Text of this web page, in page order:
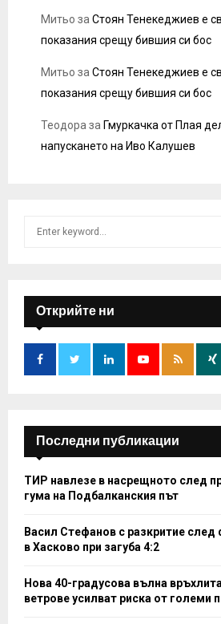
Митьо заСтоян Тенекеджиев е
показания срещу бившия си бос
Митьо заСтоян Тенекеджиев е
показания срещу бившия си бос
Теодораза Гмуркачка от Плая
напускането на Иво Калушев
f
o
:
Открийте ни
Последни публикации
ТИР навлезе в насрещното след
гума на Подбалканския път
Васил Стефанов с разкритие след
в Хасково при загуба 4:2
Нова 40-градусова вълна
ветрове усилват риска от големи